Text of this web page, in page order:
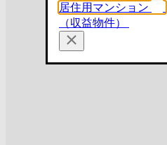
居住用マンション
（収益物件）